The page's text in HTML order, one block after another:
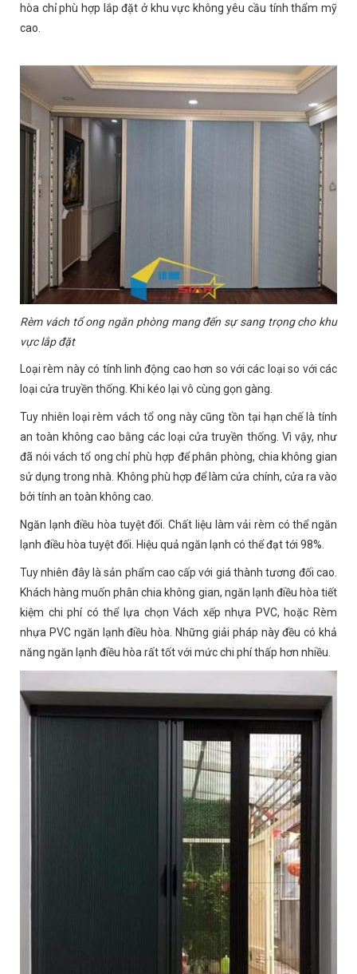
hòa chỉ phù hợp lắp đặt ở khu vực không yêu cầu tính thẩm mỹ
cao.
Rèm vách tổ ong ngăn phòng mang đến sự sang trọng cho khu
vực lắp đặt
Loại rèm này có tính linh động cao hơn so với các loại so với các
loại cửa truyền thống. Khi kéo lại vô cùng gọn gàng.
Tuy nhiên loại rèm vách tổ ong này cũng tồn tại hạn chế là tính
an toàn không cao bằng các loại cửa truyền thống. Vì vậy, như
đã nói vách tổ ong chỉ phù hợp để phân phòng, chia không gian
sử dụng trong nhà. Không phù hợp để làm cửa chính, cửa ra vào
bởi tính an toàn không cao.
Ngăn lạnh điều hòa tuyệt đối. Chất liệu làm vải rèm có thể ngăn
lạnh điều hòa tuyệt đối. Hiệu quả ngăn lạnh có thể đạt tới 98%.
Tuy nhiên đây là sản phẩm cao cấp với giá thành tương đối cao.
Khách hàng muốn phân chia không gian, ngăn lạnh điều hòa tiết
kiệm chi phí có thể lựa chọn Vách xếp nhựa PVC, hoặc Rèm
nhựa PVC ngăn lạnh điều hòa. Những giải pháp này đều có khả
năng ngăn lạnh điều hòa rất tốt với mức chi phí thấp hơn nhiều.